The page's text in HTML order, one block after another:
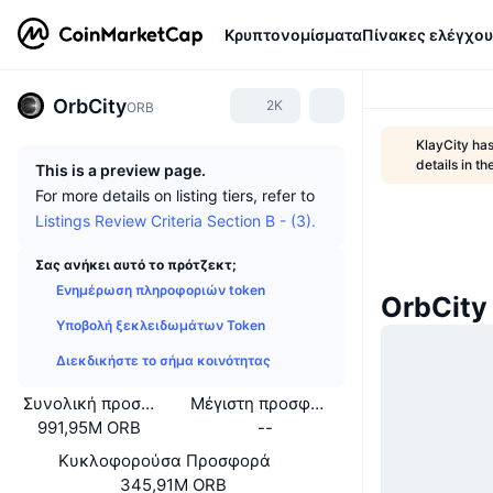
ΚρυπτονομίσματαΠίνακες ελέγχου
OrbCityORB 2K
This is a preview page.
For more details on listing tiers, refer to
Listings Review Criteria Section B - (3).
Σας ανήκει αυτό το πρότζεκτ;
Ενημέρωση πληροφοριών token
Υποβολή ξεκλειδωμάτων Token
Διεκδικήστε το σήμα κοινότητας
Συνολική προσφορά
991,95M ORB
Μέγιστη προσφορά
--
Κυκλοφορούσα Προσφορά
345,91M ORB
KlayCity
details in